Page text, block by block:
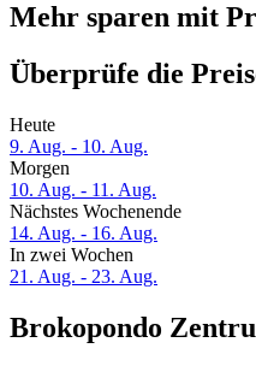
Mehr sparen mit
Überprüfe die
Heute
9. Aug. - 10. Aug.
Morgen
10. Aug. - 11. Aug.
Nächstes Wochenende
14. Aug. - 16. Aug.
In zwei Wochen
21. Aug. - 23. Aug.
Brokopondo